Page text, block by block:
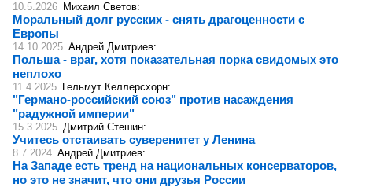
10.5.2026 Михаил Светов:
Моральный долг русских - снять драгоценности с
Европы
14.10.2025 Андрей Дмитриев:
Польша - враг, хотя показательная порка свидомых это
неплохо
11.4.2025 Гельмут Келлерсхорн:
"Германо-российский союз" против насаждения
"радужной империи"
15.3.2025 Дмитрий Стешин:
Учитесь отстаивать суверенитет у Ленина
8.7.2024 Андрей Дмитриев:
На Западе есть тренд на национальных консерваторов,
но это не значит, что они друзья России